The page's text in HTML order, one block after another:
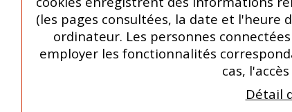
(les pages consultées, la date et
ordinateur. Les personnes
employer les fonctionnalités
cas,
Détail